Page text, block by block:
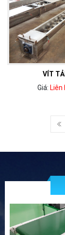
VÍT TẢI
Giá: Liên